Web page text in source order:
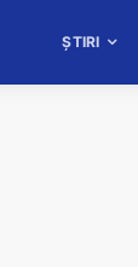
ȘTIRI